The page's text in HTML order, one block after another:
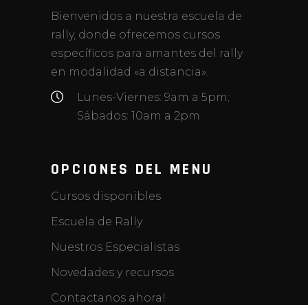
Bienvenidos a nuestra escuela de
rally, donde ofrecemos cursos
específicos para amantes del rally
en modalidad «a distancia».
Lunes-Viernes: 9am a 5pm;
Sábados: 10am a 2pm
OPCIONES DEL MENU
Cursos disponibles
Escuela de Rally
Nuestros Especialistas
Novedades y recursos
Contactanos ahora!